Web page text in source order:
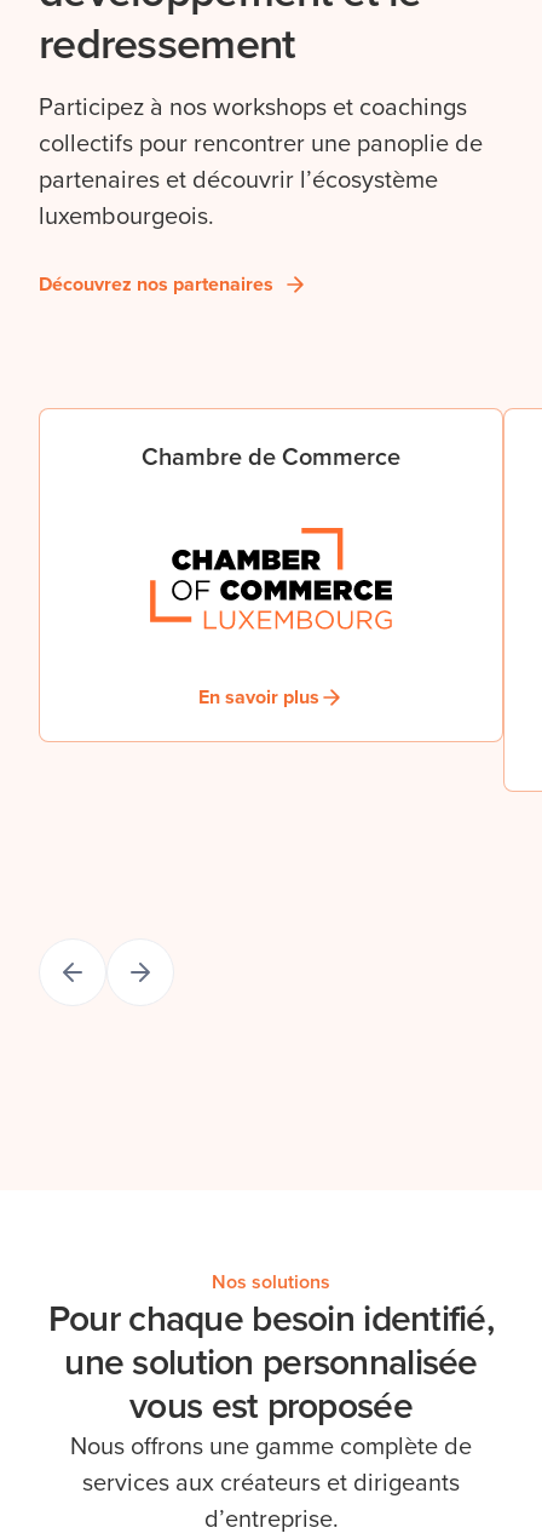
redressement
Participez à nos workshops et coachings
collectifs pour rencontrer une panoplie de
partenaires et découvrir l’écosystème
luxembourgeois.
Découvrez nos partenaires
Chambre de Commerce
En savoir plus
Nos solutions
Pour chaque besoin identifié,
une solution personnalisée
vous est proposée
Nous offrons une gamme complète de
services aux créateurs et dirigeants
d’entreprise.